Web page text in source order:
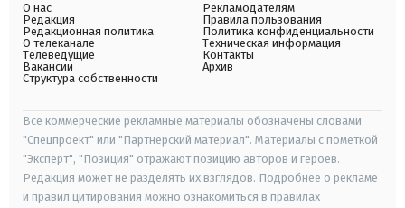
О нас
Редакция
Редакционная политика
О телеканале
Телеведущие
Вакансии
Структура собственности
Рекламодателям
Правила пользования
Политика конфиденциальности
Техническая информация
Контакты
Архив
Все коммерческие рекламные материалы обозначены словами
"Спецпроект" или "Партнерский материал". Материалы с пометкой
"Эксперт", "Позиция" отражают позицию авторов и героев.
Редакция может не разделять их взглядов. Подробнее о рекламе
и правил цитирования можно ознакомиться в правилах